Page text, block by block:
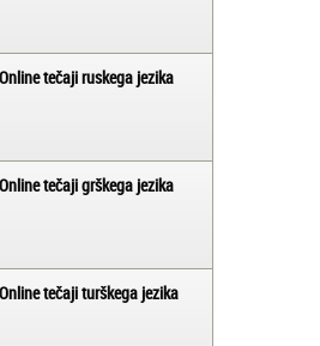
Online tečaji ruskega jezika
Online tečaji grškega jezika
Online tečaji turškega jezika